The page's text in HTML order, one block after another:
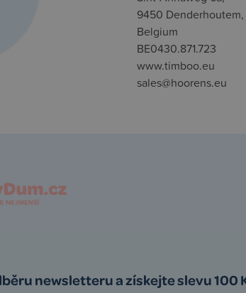
9450 Denderhoutem,
Belgium
BE0430.871.723
www.timboo.eu
sales@hoorens.eu
newsletteru a získejte slevu 100